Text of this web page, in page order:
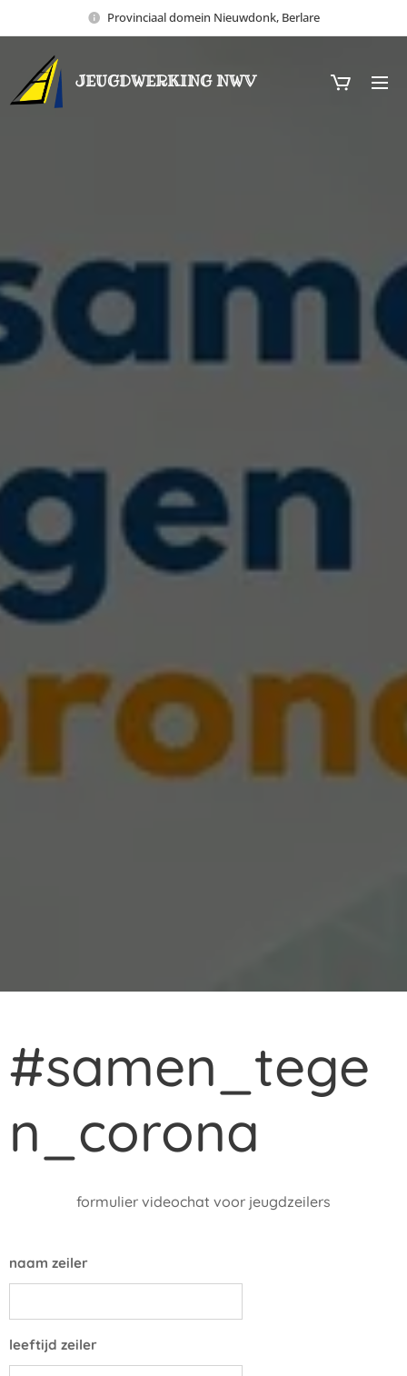
Provinciaal domein Nieuwdonk, Berlare
JEUGDWERKING NWV
#samen_tege
n_corona
formulier videochat voor jeugdzeilers
naam zeiler
leeftijd zeiler